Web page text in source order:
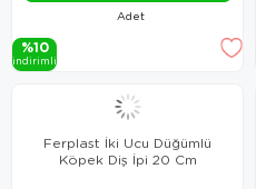
Adet
%10
i̇ndi̇ri̇mli̇
Ferplast İki Ucu Düğümlü
Köpek Diş İpi 20 Cm